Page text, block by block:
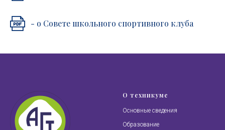
- о Совете школьного спортивного клуба
О техникуме
Основные сведения
Образование